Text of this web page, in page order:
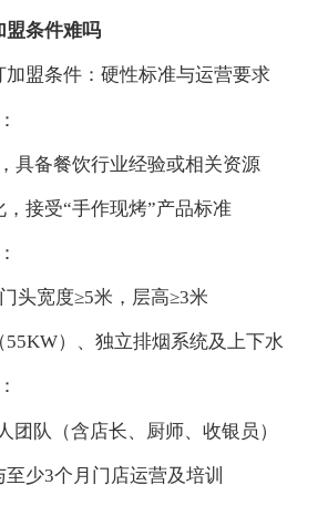
盟条件难吗
盟条件：硬性标准与运营要求
备餐饮行业经验或相关资源
接受“手作现烤”产品标准
宽度≥5米，层高≥3米
）、独立排烟系统及上下水
队（含店长、厨师、收银员）
少3个月门店运营及培训